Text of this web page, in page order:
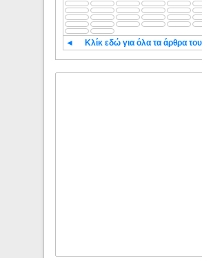
◄ Κλίκ εδώ για όλα τα άρθρα